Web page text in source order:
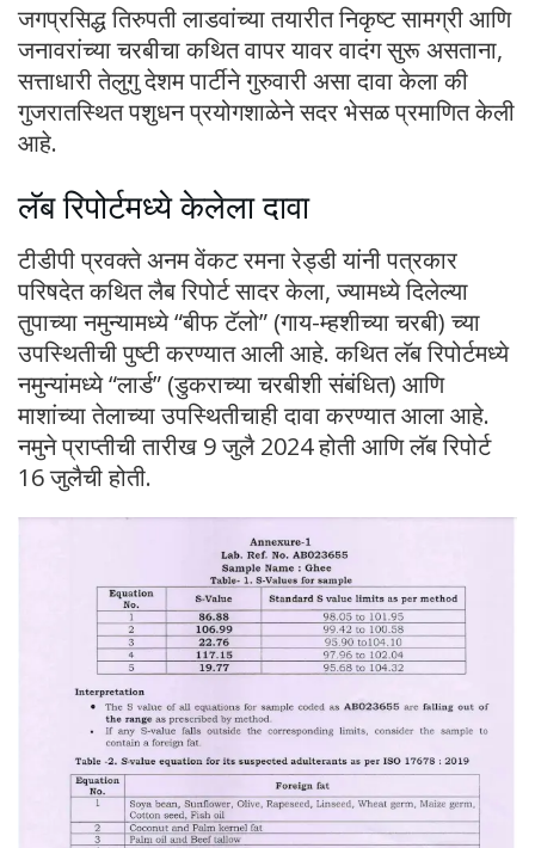
जगप्रसिद्ध तिरुपती लाडवांच्या तयारीत निकृष्ट सामग्री आणि
जनावरांच्या चरबीचा कथित वापर यावर वादंग सुरू असताना,
सत्ताधारी तेलुगु देशम पार्टीने गुरुवारी असा दावा केला की
गुजरातस्थित पशुधन प्रयोगशाळेने सदर भेसळ प्रमाणित केली
आहे.
लॅब रिपोर्टमध्ये केलेला दावा
टीडीपी प्रवक्ते अनम वेंकट रमना रेड्डी यांनी पत्रकार
परिषदेत कथित लैब रिपोर्ट सादर केला, ज्यामध्ये दिलेल्या
तुपाच्या नमुन्यामध्ये “बीफ टॅलो” (गाय-म्हशीच्या चरबी) च्या
उपस्थितीची पुष्टी करण्यात आली आहे. कथित लॅब रिपोर्टमध्ये
नमुन्यांमध्ये “लार्ड” (डुकराच्या चरबीशी संबंधित) आणि
माशांच्या तेलाच्या उपस्थितीचाही दावा करण्यात आला आहे.
नमुने प्राप्तीची तारीख 9 जुलै 2024 होती आणि लॅब रिपोर्ट
16 जुलैची होती.